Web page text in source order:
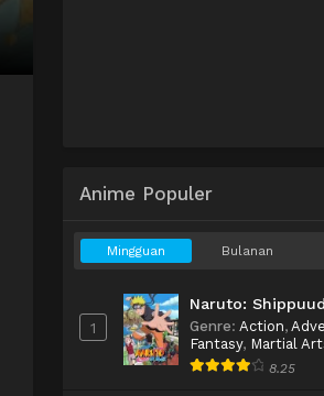
Anime Populer
Mingguan Bulanan
1
Naruto:
Genre: Action,
Fantasy, Martial
8.25